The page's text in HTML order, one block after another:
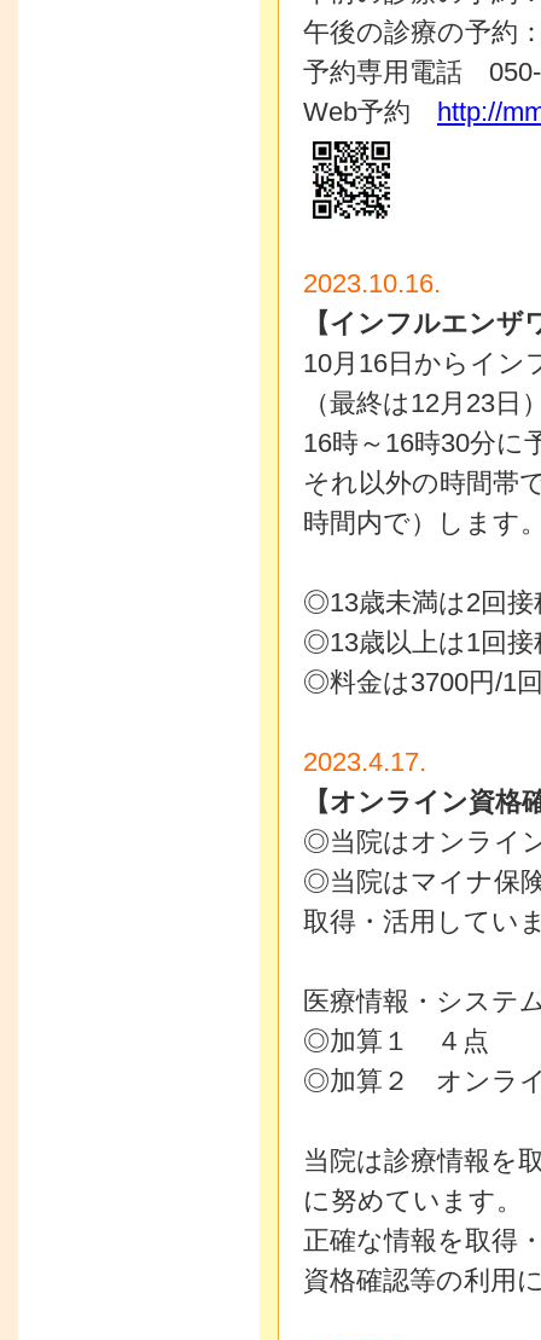
午後の診療の予約
予約専用電話 050-
Web予約 http://
2023.10.16.
【インフルエン
10月16日からイン
（最終は12月23日
16時～16時30分に
それ以外の時間帯
時間内で）します
◎13歳未満は2回接
◎13歳以上は1回接
◎料金は3700円/1
2023.4.17.
【オンライン資格
◎当院はオンライ
◎当院はマイナ保
取得・活用してい
医療情報・システ
◎加算１ ４点
◎加算２ オンライ
当院は診療情報を
に努めています。
正確な情報を取得
資格確認等の利用